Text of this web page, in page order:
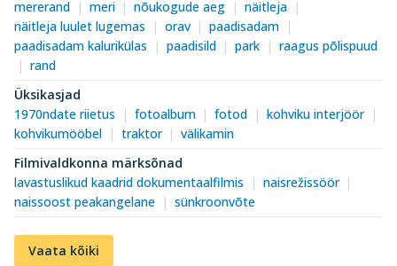
mererand
meri nõukogude aeg
näitleja
näitleja luulet lugemas
orav
paadisadam
paadisadam kalurikülas
paadisild park
raagus põlispuud
rand
Üksikasjad
1970ndate riietus
fotoalbum fotod
kohviku interjöör
kohvikumööbel
traktor
välikamin
Filmivaldkonna märksõnad
lavastuslikud kaadrid dokumentaalfilmis
naisrežissöör
naissoost peakangelane
sünkroonvõte
Vaata kõiki